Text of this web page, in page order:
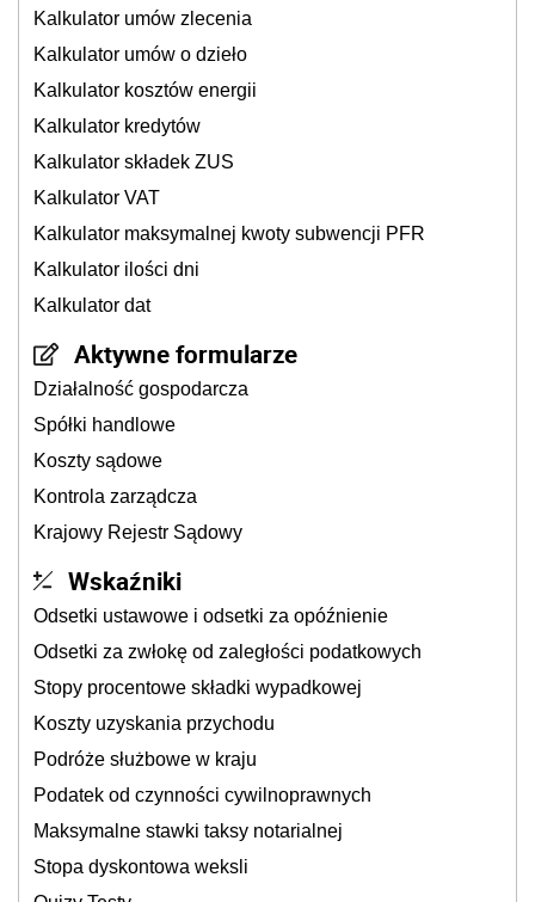
Kalkulator umów zlecenia
Kalkulator umów o dzieło
Kalkulator kosztów energii
Kalkulator kredytów
Kalkulator składek ZUS
Kalkulator VAT
Kalkulator maksymalnej kwoty subwencji PFR
Kalkulator ilości dni
Kalkulator dat
Aktywne formularze
Działalność gospodarcza
Spółki handlowe
Koszty sądowe
Kontrola zarządcza
Krajowy Rejestr Sądowy
Wskaźniki
Odsetki ustawowe i odsetki za opóźnienie
Odsetki za zwłokę od zaległości podatkowych
Stopy procentowe składki wypadkowej
Koszty uzyskania przychodu
Podróże służbowe w kraju
Podatek od czynności cywilnoprawnych
Maksymalne stawki taksy notarialnej
Stopa dyskontowa weksli